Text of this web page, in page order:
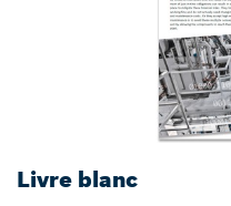
Livre blanc